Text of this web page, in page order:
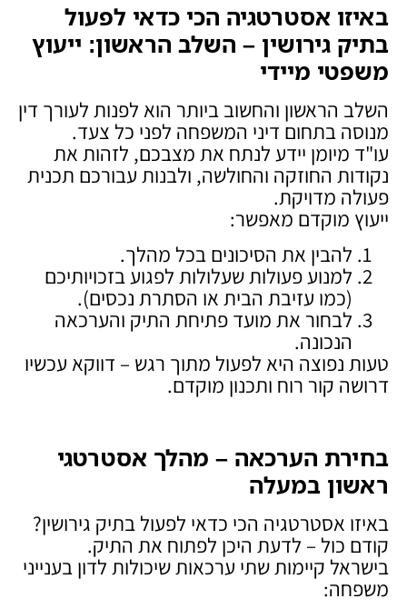
באיזו אסטרטגיה הכי כדאי לפעול
בתיק גירושין – השלב הראשון: ייעוץ
משפטי מיידי
השלב הראשון והחשוב ביותר הוא לפנות לעורך דין
מנוסה בתחום דיני המשפחה לפני כל צעד.
עו"ד מיומן יידע לנתח את מצבכם, לזהות את
נקודות החוזקה והחולשה, ולבנות עבורכם תכנית
פעולה מדויקת.
ייעוץ מוקדם מאפשר:
להבין את הסיכונים בכל מהלך.
למנוע פעולות שעלולות לפגוע בזכויותיכם
(כמו עזיבת הבית או הסתרת נכסים).
לבחור את מועד פתיחת התיק והערכאה
הנכונה.
טעות נפוצה היא לפעול מתוך רגש – דווקא עכשיו
דרושה קור רוח ותכנון מוקדם.
בחירת הערכאה – מהלך אסטרטגי
ראשון במעלה
באיזו אסטרטגיה הכי כדאי לפעול בתיק גירושין?
קודם כול – לדעת היכן לפתוח את התיק.
בישראל קיימות שתי ערכאות שיכולות לדון בענייני
משפחה: